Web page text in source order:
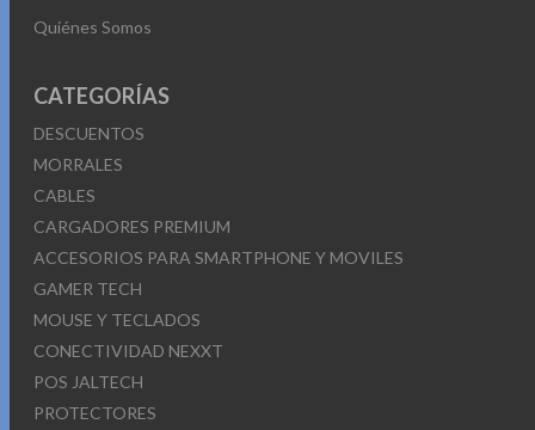
Quiénes Somos
CATEGORÍAS
DESCUENTOS
MORRALES
CABLES
CARGADORES PREMIUM
ACCESORIOS PARA SMARTPHONE Y MOVILES
GAMER TECH
MOUSE Y TECLADOS
CONECTIVIDAD NEXXT
POS JALTECH
PROTECTORES